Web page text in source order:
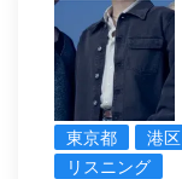
東京都
港区
リスニング